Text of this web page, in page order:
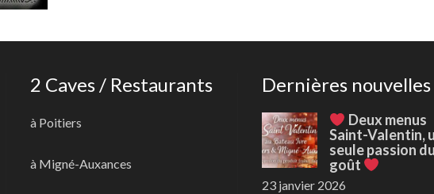
2 Caves / Restaurants
à Poitiers
à Migné-Auxances
Dernières nouvelles
Deux menus
Saint-Valentin,
seule passion du
goût
23 janvier 2026